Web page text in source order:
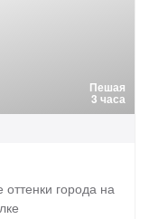
Пешая
3 часа
оттенки города на